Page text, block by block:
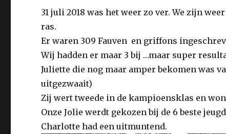
31 juli 2018 was het weer zo ver. We zijn
ras.
Er waren 309 Fauven en griffons
Wij hadden er maar 3 bij …maar super
Juliette die nog maar amper bekomen was
uitgezwaait)
Zij wert tweede in de kampioensklas en
Onze Jolie werdt gekozen bij de 6 beste
Charlotte had een uitmuntend.